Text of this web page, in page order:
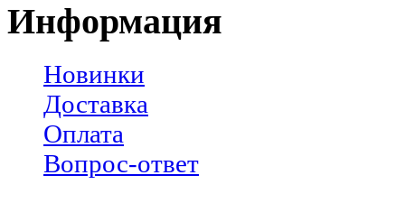
Информация
Новинки
Доставка
Оплата
Вопрос-ответ